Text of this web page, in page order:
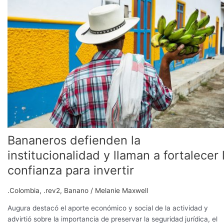
Bananeros defienden la
institucionalidad y llaman a fortalecer
confianza para invertir
.Colombia, .rev2, Banano / Melanie Maxwell
Augura destacó el aporte económico y social de la actividad y
advirtió sobre la importancia de preservar la seguridad jurídica, el
institucionalidad
y
llaman
a
fortalecer
la
confianza
para
invertir